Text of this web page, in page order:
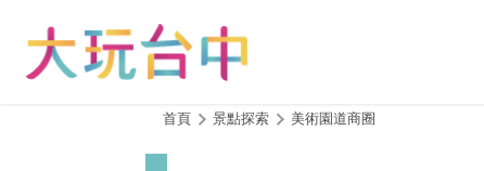
首頁 景點探索 美術園道商圈